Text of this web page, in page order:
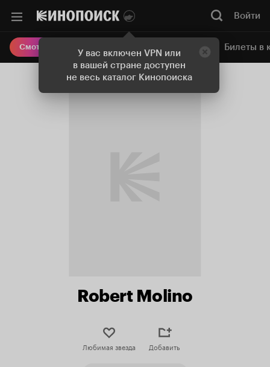
У вас включен VPN или
в вашей стране доступен
не весь каталог Кинопоиска
Войти
Смотреть кино Онлайн-кинотеатр Билеты в
Robert Molino
Любимая звезда Добавить